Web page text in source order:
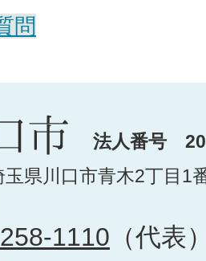
問
法人番号
県川口市青木2丁目1
1110 （代表